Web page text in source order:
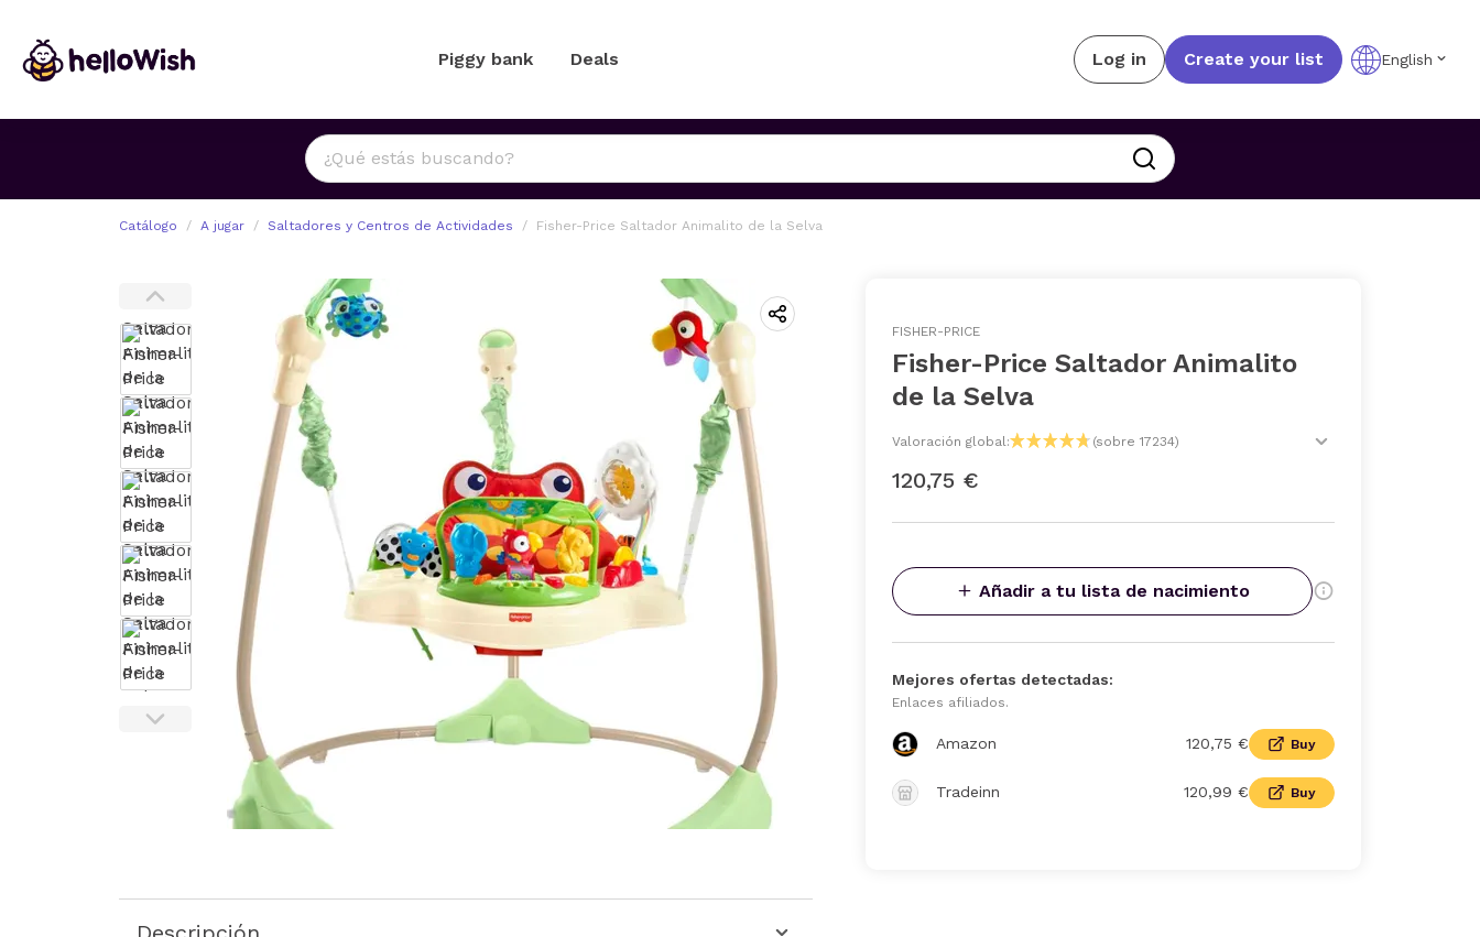
Piggy bank Deals Log in Create your list English
Catálogo A jugar Saltadores y Centros de Actividades Fisher-Price Saltador Animalito de la Selva
FISHER-PRICE
Fisher-Price Saltador Animalito
de la Selva
Valoración global: (sobre 17234)
120,75 €
Añadir a tu lista de nacimiento
Mejores ofertas detectadas:
Enlaces afiliados.
Amazon 120,75 € Buy
Tradeinn 120,99 € Buy